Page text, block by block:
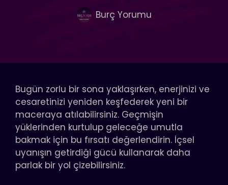
Burç Yorumu
Bugün zorlu bir sona yaklaşırken, enerjinizi ve
cesaretinizi yeniden keşfederek yeni bir
maceraya atılabilirsiniz. Geçmişin
yüklerinden kurtulup geleceğe umutla
bakmak için bu fırsatı değerlendirin. İçsel
uyanışın getirdiği gücü kullanarak daha
parlak bir yol çizebilirsiniz.